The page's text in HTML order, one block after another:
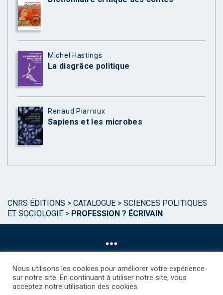
Michel Hastings
La disgrâce politique
Renaud Piarroux
Sapiens et les microbes
CNRS ÉDITIONS > CATALOGUE > SCIENCES POLITIQUES
ET SOCIOLOGIE > PROFESSION ? ÉCRIVAIN
©CNRS EDITIONS 2025
Nous utilisons les cookies pour améliorer votre expérience
sur notre site. En continuant à utiliser notre site, vous
acceptez notre utilisation des cookies.